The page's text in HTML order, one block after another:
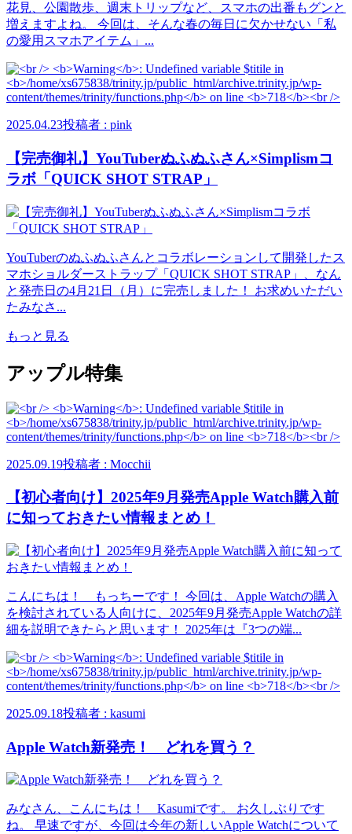
花見、公園散歩、週末トリップなど、スマホの出番もグンと
増えますよね。 今回は、そんな春の毎日に欠かせない「私
の愛用スマホアイテム」...
2025.04.23投稿者 : pink
【完売御礼】YouTuberぬふぬふさん×Simplismコ
ラボ「QUICK SHOT STRAP」
YouTuberのぬふぬふさんとコラボレーションして開発したス
マホショルダーストラップ「QUICK SHOT STRAP」、なん
と発売日の4月21日（月）に完売しました！ お求めいただい
たみなさ...
もっと見る
アップル特集
2025.09.19投稿者 : Mocchii
【初心者向け】2025年9月発売Apple Watch購入前
に知っておきたい情報まとめ！
こんにちは！ もっちーです！ 今回は、Apple Watchの購入
を検討されている人向けに、2025年9月発売Apple Watchの詳
細を説明できたらと思います！ 2025年は『3つの端...
2025.09.18投稿者 : kasumi
Apple Watch新発売！ どれを買う？
みなさん、こんにちは！ Kasumiです。 お久しぶりです
ね。 早速ですが、今回は今年の新しいApple Watchについて